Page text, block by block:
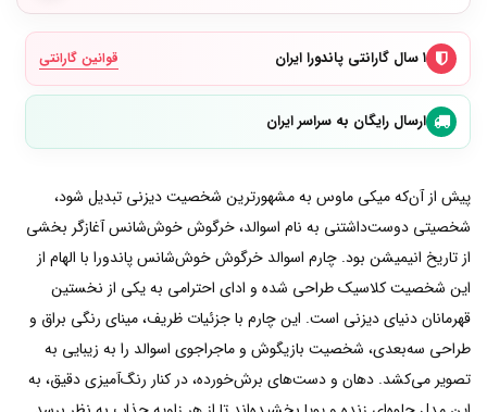
۱ سال گارانتی پاندورا ایران قوانین گارانتی
ارسال رایگان به سراسر ایران
پیش از آن‌که میکی ماوس به مشهورترین شخصیت دیزنی تبدیل شود،
شخصیتی دوست‌داشتنی به نام اسوالد، خرگوش خوش‌شانس آغازگر بخشی
از تاریخ انیمیشن بود. چارم اسوالد خرگوش خوش‌شانس پاندورا با الهام از
این شخصیت کلاسیک طراحی شده و ادای احترامی به یکی از نخستین
قهرمانان دنیای دیزنی است. این چارم با جزئیات ظریف، مینای رنگی براق و
طراحی سه‌بعدی، شخصیت بازیگوش و ماجراجوی اسوالد را به زیبایی به
تصویر می‌کشد. دهان و دست‌های برش‌خورده، در کنار رنگ‌آمیزی دقیق، به